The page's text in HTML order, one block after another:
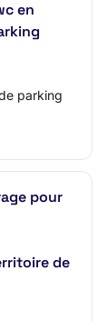
en
parking
pour
de